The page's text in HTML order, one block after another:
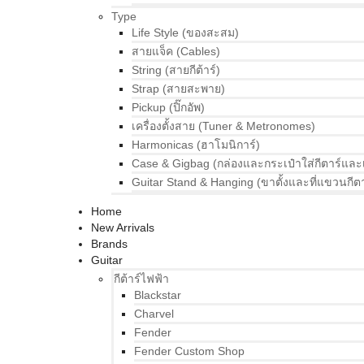
Type
Life Style (ของสะสม)
สายแจ็ค (Cables)
String (สายกีต้าร์)
Strap (สายสะพาย)
Pickup (ปิ๊กอัพ)
เครื่องตั้งสาย (Tuner & Metronomes)
Harmonicas (ฮาโมนิการ์)
Case & Gigbag (กล่องและกระเป๋าใส่กีตาร์และ
Guitar Stand & Hanging (ขาตั้งและที่แขวนกีต
Home
New Arrivals
Brands
Guitar
กีต้าร์ไฟฟ้า
Blackstar
Charvel
Fender
Fender Custom Shop